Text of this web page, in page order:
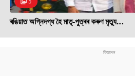
ৰঙিয়াত অগ্নিদগ্ধ হৈ মাতৃ-পুত্ৰৰ কৰুণ মৃত্যু...